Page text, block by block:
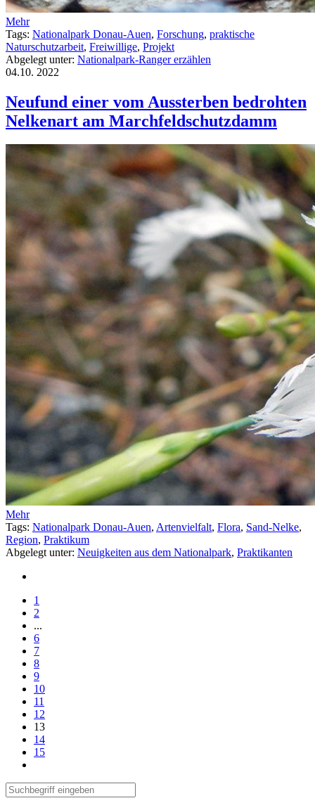
Mehr
Tags: Nationalpark Donau-Auen, Forschung, praktische
Naturschutzarbeit, Freiwillige, Projekt
Abgelegt unter: Nationalpark-Ranger erzählen
04.10. 2022
Neufund einer vom Aussterben bedrohten
Nelkenart am Marchfeldschutzdamm
Mehr
Tags: Nationalpark Donau-Auen, Artenvielfalt, Flora, Sand-Nelke,
Region, Praktikum
Abgelegt unter: Neuigkeiten aus dem Nationalpark, Praktikanten
1
2
...
6
7
8
9
10
11
12
13
14
15